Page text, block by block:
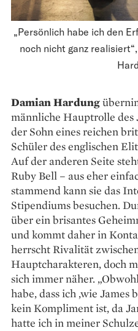
„Persönlich habe ich den
noch nicht ganz
Damian Hardung
männliche Hauptrolle des
der Sohn eines reichen
Schüler des englischen
Auf der anderen Seite
Ruby Bell – aus eher
stammend kann sie das
Stipendiums besuchen.
über ein brisantes
und kommt ­daher in
herrscht Rivalität
Hauptcharakteren, doch
sich immer näher.
habe, dass ich ‚wie
kein Kompliment ist, da
hatte ich in meiner